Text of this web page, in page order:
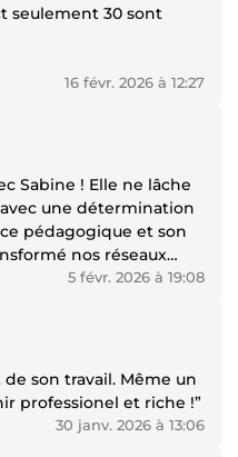
seulement 30 sont
16 févr. 2026 à 12:27
Sabine ! Elle ne lâche
une détermination
pédagogique et son
nos réseaux
sommes fiers. Une
5 févr. 2026 à 19:08
son travail. Même un
professionel et riche !”
30 janv. 2026 à 13:06